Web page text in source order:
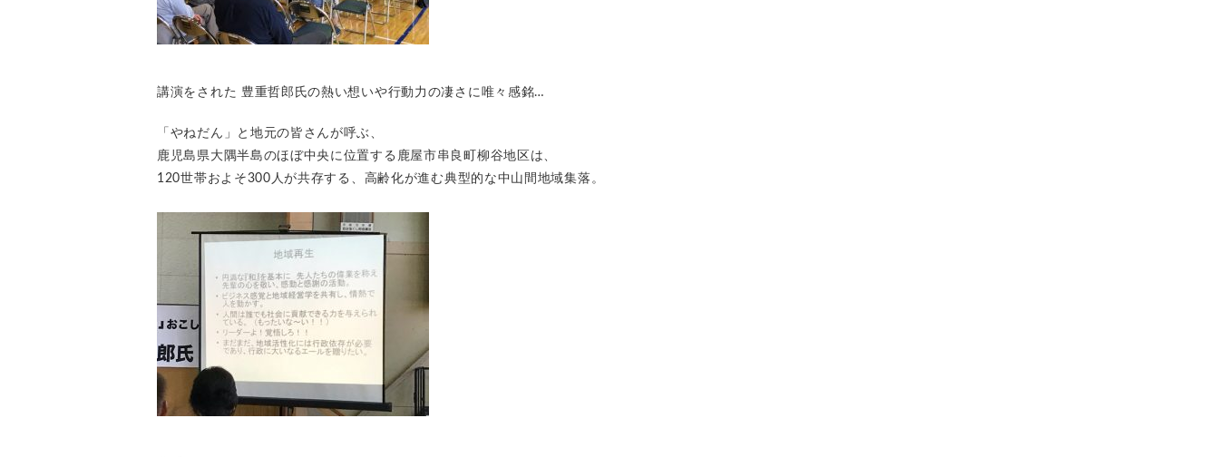
講演をされた 豊重哲郎氏の熱い想いや行動力の凄さに唯々感銘…
「やねだん」と地元の皆さんが呼ぶ、
鹿児島県大隅半島のほぼ中央に位置する鹿屋市串良町柳谷地区は、
120世帯およそ300人が共存する、高齢化が進む典型的な中山間地域集落。